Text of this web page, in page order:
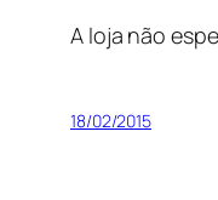
A loja não
18/02/2015